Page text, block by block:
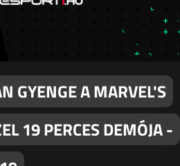
GYENGE A MARVEL'S
19 PERCES DEMÓJA -